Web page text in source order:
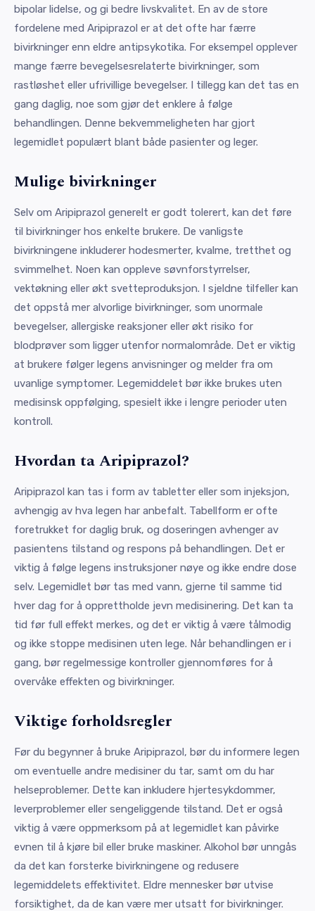
bipolar lidelse, og gi bedre livskvalitet. En av de store
fordelene med Aripiprazol er at det ofte har færre
bivirkninger enn eldre antipsykotika. For eksempel opplever
mange færre bevegelsesrelaterte bivirkninger, som
rastløshet eller ufrivillige bevegelser. I tillegg kan det tas en
gang daglig, noe som gjør det enklere å følge
behandlingen. Denne bekvemmeligheten har gjort
legemidlet populært blant både pasienter og leger.
Mulige bivirkninger
Selv om Aripiprazol generelt er godt tolerert, kan det føre
til bivirkninger hos enkelte brukere. De vanligste
bivirkningene inkluderer hodesmerter, kvalme, tretthet og
svimmelhet. Noen kan oppleve søvnforstyrrelser,
vektøkning eller økt svetteproduksjon. I sjeldne tilfeller kan
det oppstå mer alvorlige bivirkninger, som unormale
bevegelser, allergiske reaksjoner eller økt risiko for
blodprøver som ligger utenfor normalområde. Det er viktig
at brukere følger legens anvisninger og melder fra om
uvanlige symptomer. Legemiddelet bør ikke brukes uten
medisinsk oppfølging, spesielt ikke i lengre perioder uten
kontroll.
Hvordan ta Aripiprazol?
Aripiprazol kan tas i form av tabletter eller som injeksjon,
avhengig av hva legen har anbefalt. Tabellform er ofte
foretrukket for daglig bruk, og doseringen avhenger av
pasientens tilstand og respons på behandlingen. Det er
viktig å følge legens instruksjoner nøye og ikke endre dose
selv. Legemidlet bør tas med vann, gjerne til samme tid
hver dag for å opprettholde jevn medisinering. Det kan ta
tid før full effekt merkes, og det er viktig å være tålmodig
og ikke stoppe medisinen uten lege. Når behandlingen er i
gang, bør regelmessige kontroller gjennomføres for å
overvåke effekten og bivirkninger.
Viktige forholdsregler
Før du begynner å bruke Aripiprazol, bør du informere legen
om eventuelle andre medisiner du tar, samt om du har
helseproblemer. Dette kan inkludere hjertesykdommer,
leverproblemer eller sengeliggende tilstand. Det er også
viktig å være oppmerksom på at legemidlet kan påvirke
evnen til å kjøre bil eller bruke maskiner. Alkohol bør unngås
da det kan forsterke bivirkningene og redusere
legemiddelets effektivitet. Eldre mennesker bør utvise
forsiktighet, da de kan være mer utsatt for bivirkninger.